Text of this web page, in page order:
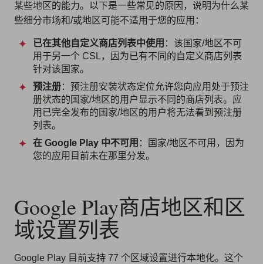
某些地区的能力。以下是一些常见的原因，说明为什么某
些细分市场和/或地区可能不适用于您的应用：
已在其他自定义商店列表中使用 ：该国家/地区不可
用于另一个 CSL，因为已有不同的自定义商店列表
针对该国家。
预注册：预注册安装状态定位允许您向应用处于预注
册状态的国家/地区的用户显示不同的商店列表。应
用已完全发布的国家/地区的用户将无法看到预注册
列表。
在 Google Play 中不可用 ：国家/地区不可用，因为
您的应用目前未在那里分发。
Google Play商店地区和区
域设置列表
Google Play 目前支持 77 个区域设置进行本地化。这个